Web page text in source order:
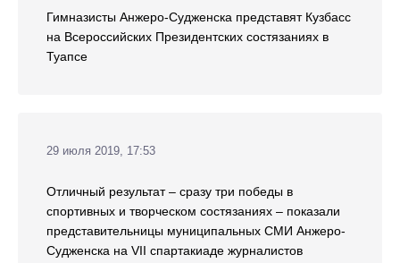
Гимназисты Анжеро-Судженска представят Кузбасс
на Всероссийских Президентских состязаниях в
Туапсе
29 июля 2019, 17:53
Отличный результат – сразу три победы в
спортивных и творческом состязаниях – показали
представительницы муниципальных СМИ Анжеро-
Судженска на VII спартакиаде журналистов